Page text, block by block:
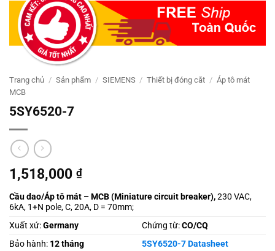
Trang chủ / Sản phẩm / SIEMENS / Thiết bị đóng cắt / Áp tô mát
MCB
5SY6520-7
1,518,000 ₫
Cầu dao/Áp tô mát – MCB (Miniature circuit breaker),230 VAC,
6kA, 1+N pole, C, 20A, D = 70mm;
Xuất xứ:Germany Chứng từ:CO/CQ
Bảo hành: 12 tháng 5SY6520-7 Datasheet